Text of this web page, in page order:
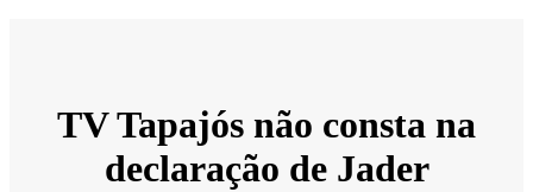
TV Tapajós não consta na
declaração de Jader